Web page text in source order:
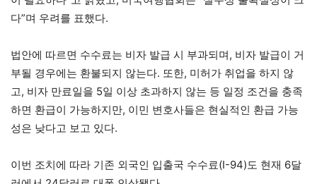
다”며 우려를 표했다.
법안에 따르면 수수료는 비자 발급 시 부과되며, 비자 발급이 거
부될 경우에는 환불되지 않는다. 또한, 미허가 취업을 하지 않
고, 비자 만료일을 5일 이상 초과하지 않는 등 일정 조건을 충족
하면 환급이 가능하지만, 이민 변호사들은 현실적인 환급 가능
성은 낮다고 보고 있다.
이번 조치에 따라 기존 외국인 입출국 수수료(I-94)도 현재 6달